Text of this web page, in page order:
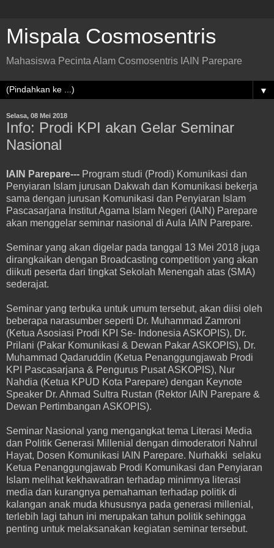
Mispala Cosmosentris
Mahasiswa Pecinta Alam Cosmosentris IAIN Parepare
▼
Selasa, 08 Mei 2018
Info: Prodi KPI akan Gelar Seminar
Nasional
IAIN Parepare--- Program studi (Prodi) Komunikasi dan
Penyiaran Islam jurusan Dakwah dan Komunikasi bekerja
sama dengan jurusan Komunikasi dan Penyiaran Islam
Pascasarjana Institut Agama Islam Negeri (IAIN) Parepare
akan menggelar seminar nasional di Aula IAIN Parepare.
Seminar yang akan digelar pada tanggal 13 Mei 2018 juga
dirangkaikan dengan Broadcasting competition yang akan
diikuti peserta dari tingkat Sekolah Menengah atas (SMA)
sederajat.
Seminar yang terbuka untuk umum tersebut, akan diisi oleh
beberapa narasumber seperti Dr. Muhammad Zamroni
(Ketua Asosiasi Prodi KPI Se- Indonesia ASKOPIS), Dr.
Prilani (Pakar Komunikasi & Dewan Pakar ASKOPIS), Dr.
Muhammad Qadaruddin (Ketua Penanggungjawab Prodi
KPI Pascasarjana & Pengurus Pusat ASKOPIS), Nur
Nahdia (Ketua KPUD Kota Parepare) dengan Keynote
Speaker Dr. Ahmad Sultra Rustan (Rektor IAIN Parepare &
Dewan Pertimbangan ASKOPIS).
Seminar Nasional yang mengangkat tema Literasi Media
dan Politik Generasi Millenial dengan dimoderatori Nahrul
Hayat, Dosen Komunikasi IAIN Parepare. Nurhakki selaku
Ketua Penanggungjawab Prodi Komunikasi dan Penyiaran
Islam melihat kekhawatiran terhadap minimnya literasi
media dan kurangnya pemahaman terhadap politik di
kalangan anak muda khususnya pada generasi millenial,
terlebih lagi tahun ini merupakan tahun politik sehingga
penting untuk melaksanakan kegiatan seminar tersebut.